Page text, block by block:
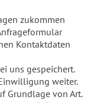
zukommen
Kontaktdaten
uns gespeichert.
weiter.
Grundlage von Art.